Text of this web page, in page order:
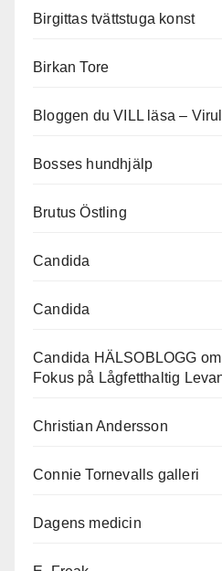
Birgittas tvättstuga konst
Birkan Tore
Bloggen du VILL läsa –
Bosses hundhjälp
Brutus Östling
Candida
Candida
Candida HÄLSOBLOGG
Fokus på Lågfetthaltig
Christian Andersson
Connie Tornevalls galleri
Dagens medicin